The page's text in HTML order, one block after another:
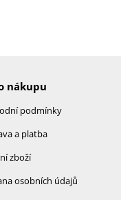
nákupu
podmínky
a platba
zboží
osobních údajů